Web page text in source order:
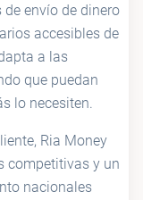
de envío de dinero
accesibles de
a las
que puedan
lo necesiten.
Ria Money
competitivas y un
nacionales